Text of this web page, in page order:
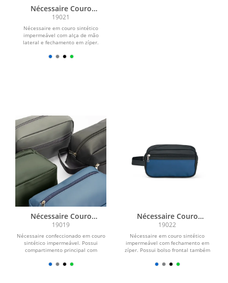
Nécessaire Couro
Sintético
19021
Nécessaire em couro sintético
impermeável com alça de mão
lateral e fechamento em zíper.
Nécessaire Couro
Sintético
19019
Nécessaire confeccionado em couro
sintético impermeável. Possui
compartimento principal com
Nécessaire Couro
Sintético
19022
Nécessaire em couro sintético
impermeável com fechamento em
zíper. Possui bolso frontal também